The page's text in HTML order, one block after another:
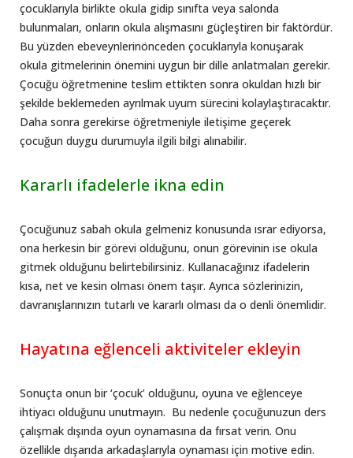
çocuklarıyla birlikte okula gidip sınıfta veya salonda
bulunmaları, onların okula alışmasını güçleştiren bir faktördür.
Bu yüzden ebeveynlerinönceden çocuklarıyla konuşarak
okula gitmelerinin önemini uygun bir dille anlatmaları gerekir.
Çocuğu öğretmenine teslim ettikten sonra okuldan hızlı bir
şekilde beklemeden ayrılmak uyum sürecini kolaylaştıracaktır.
Daha sonra gerekirse öğretmeniyle iletişime geçerek
çocuğun duygu durumuyla ilgili bilgi alınabilir.
Kararlı ifadelerle ikna edin
Çocuğunuz sabah okula gelmeniz konusunda ısrar ediyorsa,
ona herkesin bir görevi olduğunu, onun görevinin ise okula
gitmek olduğunu belirtebilirsiniz. Kullanacağınız ifadelerin
kısa, net ve kesin olması önem taşır. Ayrıca sözlerinizin,
davranışlarınızın tutarlı ve kararlı olması da o denli önemlidir.
Hayatına eğlenceli aktiviteler ekleyin
Sonuçta onun bir ‘çocuk’ olduğunu, oyuna ve eğlenceye
ihtiyacı olduğunu unutmayın. Bu nedenle çocuğunuzun ders
çalışmak dışında oyun oynamasına da fırsat verin. Onu
özellikle dışarıda arkadaşlarıyla oynaması için motive edin.